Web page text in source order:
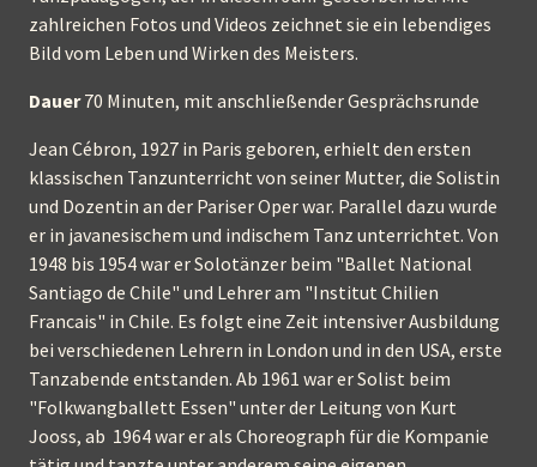
zahlreichen Fotos und Videos zeichnet sie ein lebendiges
Bild vom Leben und Wirken des Meisters.
Dauer70 Minuten, mit anschließender Gesprächsrunde
Jean Cébron, 1927 in Paris geboren, erhielt den ersten
klassischen Tanzunterricht von seiner Mutter, die Solistin
und Dozentin an der Pariser Oper war. Parallel dazu wurde
er in javanesischem und indischem Tanz unterrichtet. Von
1948 bis 1954 war er Solotänzer beim "Ballet National
Santiago de Chile" und Lehrer am "Institut Chilien
Francais" in Chile. Es folgt eine Zeit intensiver Ausbildung
bei verschiedenen Lehrern in London und in den USA, erste
Tanzabende entstanden. Ab 1961 war er Solist beim
"Folkwangballett Essen" unter der Leitung von Kurt
Jooss, ab 1964 war er als Choreograph für die Kompanie